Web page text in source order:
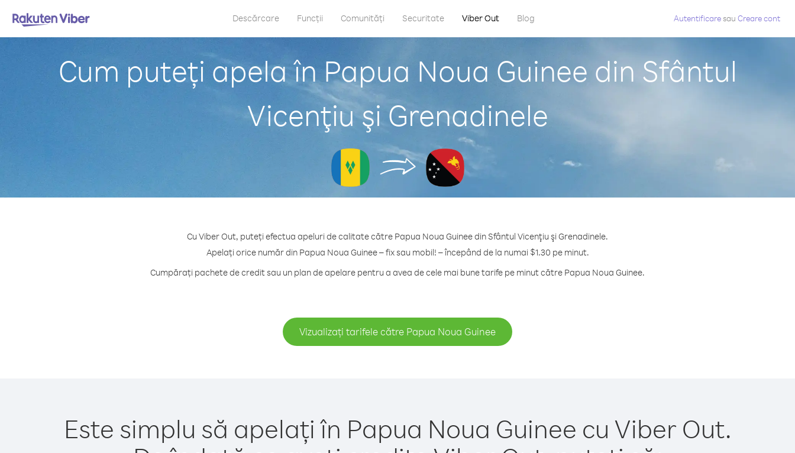
Descărcare Funcții Comunități Securitate Viber Out Blog Autentificaresau Creare cont
Cum puteți apela în Papua Noua Guinee din Sfântul
Vicenţiu şi Grenadinele
Cu Viber Out, puteți efectua apeluri de calitate către Papua Noua Guinee din Sfântul Vicenţiu şi Grenadinele.
Apelați orice număr din Papua Noua Guinee – fix sau mobil! – începând de la numai $1.30 pe minut.
Cumpărați pachete de credit sau un plan de apelare pentru a avea de cele mai bune tarife pe minut către Papua Noua Guinee.
Vizualizați tarifele către Papua Noua Guinee
Este simplu să apelați în Papua Noua Guinee cu Viber Out.